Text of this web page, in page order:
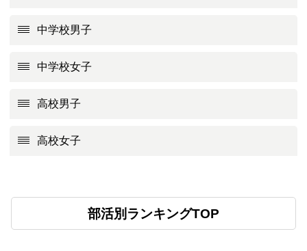
中学校男子
中学校女子
高校男子
高校女子
部活別ランキングTOP